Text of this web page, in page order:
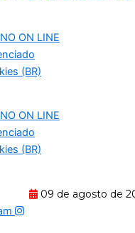
ON LINE
(BR)
ON LINE
(BR)
09 de agosto de